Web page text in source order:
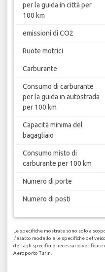
per la guida in città per
100 km
emissioni di CO2
Ruote motrici
Carburante
Consumo di carburante
per la guida in autostrada
per 100 km
Capacità minima del
bagagliaio
Consumo misto di
carburante per 100 km
Numero di porte
Numero di posti
Le specifiche mostrate sono solo a
l'esatto modello e le specifiche del
dettagli specifici è necessario verificare
Aeroporto Turin.